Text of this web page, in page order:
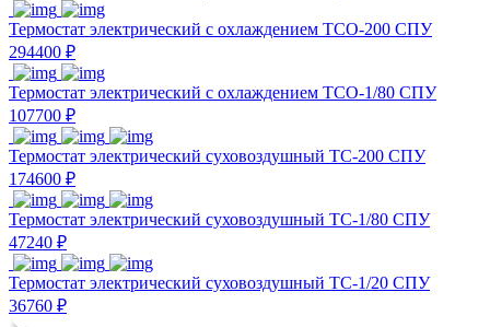
Термостат электрический с охлаждением ТСО-200 СПУ
294400 ₽
Термостат электрический с охлаждением ТСО-1/80 СПУ
107700 ₽
Термостат электрический суховоздушный ТС-200 СПУ
174600 ₽
Термостат электрический суховоздушный ТС-1/80 СПУ
47240 ₽
Термостат электрический суховоздушный ТС-1/20 СПУ
36760 ₽